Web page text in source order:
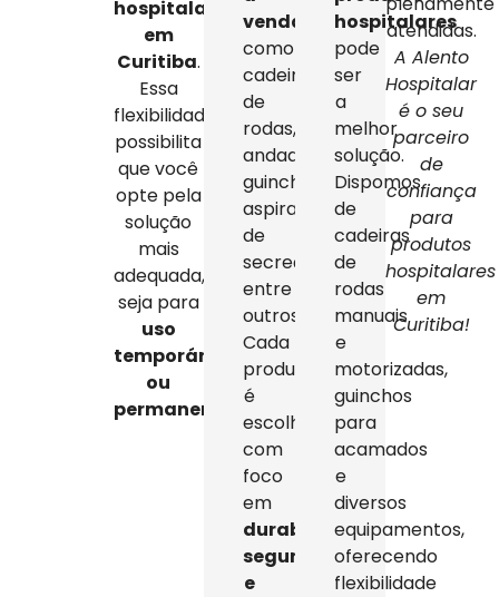
hospitalares
em
Curitiba.
Essa
flexibilidade
possibilita
que você
opte pela
solução
mais
adequada,
seja para
uso
temporário
ou
permanente
venda
como
cadeiras
de
rodas,
andadores,
guinchos,
aspiradores
de
secreção,
entre
outros.
Cada
produto
é
escolhido
com
foco
em
durabilidade,
segurança
e
hospitalares
pode
ser
a
melhor
solução.
Dispomos
de
cadeiras
de
rodas
manuais
e
motorizadas,
guinchos
para
acamados
e
diversos
equipamentos,
oferecendo
flexibilidade
atendidas.
A Alento
Hospitalar
é o seu
parceiro
de
confiança
para
produtos
hospitalares
em
Curitiba!